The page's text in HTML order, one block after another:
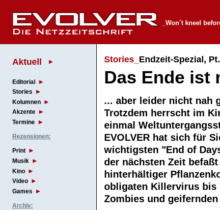
_Won´t kneel
Aktuell
Editorial
Stories
Kolumnen
Akzente
Termine
Rezensionen:
Print
Musik
Kino
Video
Games
Archiv:
Stories_ Endzeit-Spezial,
Das Ende ist
... aber leider nicht nah
Trotzdem herrscht im
einmal
EVOLVER hat sich für
wichtigsten "End of
der nächsten Zeit
hinterhältiger
obligaten Killervirus bis
Zombies und